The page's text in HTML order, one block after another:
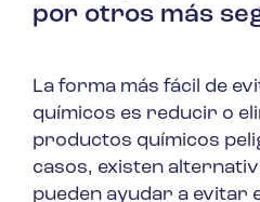
por otros más
La forma más fácil de
químicos es reducir o
productos químicos
casos, existen
pueden ayudar a evitar